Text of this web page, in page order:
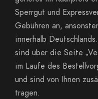
Sperrgut und
Gebühren an,
innerhalb
sind über die Seite
im Laufe des
und sind von Ihnen
tragen.